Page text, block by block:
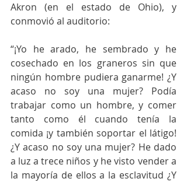
Akron (en el estado de Ohio), y
conmovió al auditorio:
“¡Yo he arado, he sembrado y he
cosechado en los graneros sin que
ningún hombre pudiera ganarme! ¿Y
acaso no soy una mujer? Podía
trabajar como un hombre, y comer
tanto como él cuando tenía la
comida ¡y también soportar el látigo!
¿Y acaso no soy una mujer? He dado
a luz a trece niños y he visto vender a
la mayoría de ellos a la esclavitud ¿Y